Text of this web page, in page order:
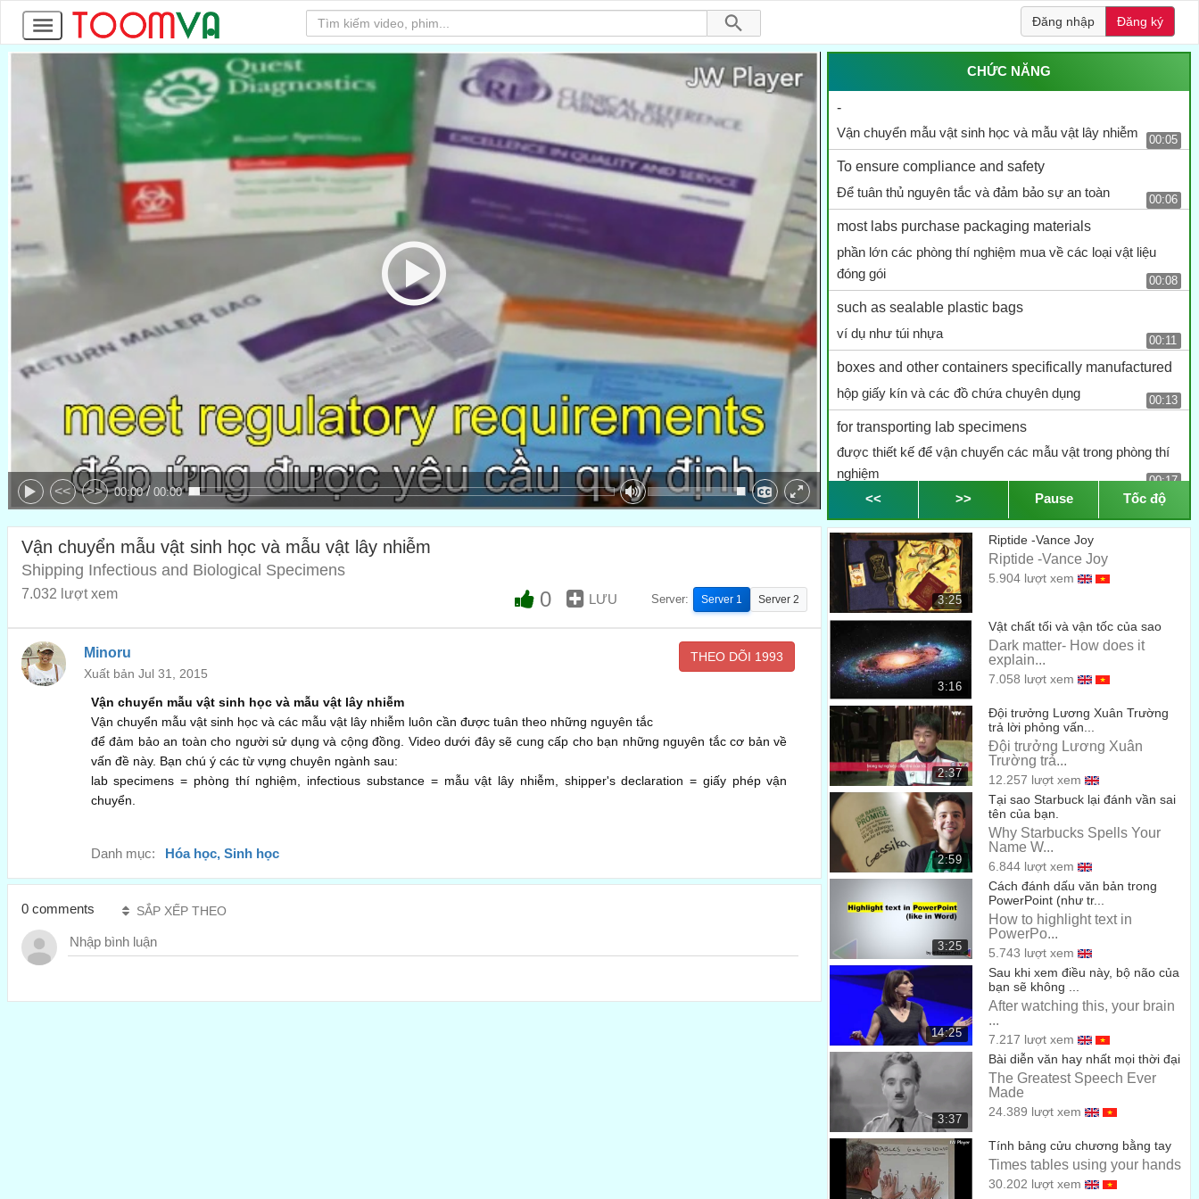
Đăng nhập Đăng ký
<< >> 00:00 / 00:00
CHỨC NĂNG
-
Vận chuyển mẫu vật sinh học và mẫu vật lây nhiễm
00:05
To ensure compliance and safety
Để tuân thủ nguyên tắc và đảm bảo sự an toàn
00:06
most labs purchase packaging materials
phần lớn các phòng thí nghiệm mua về các loại vật liệu
đóng gói
00:08
such as sealable plastic bags
ví dụ như túi nhựa
00:11
boxes and other containers specifically manufactured
hộp giấy kín và các đồ chứa chuyên dụng
00:13
for transporting lab specimens
được thiết kế để vận chuyển các mẫu vật trong phòng thí
nghiệm
00:17
Relying on the manufacturers to ensure that the
packaging materials
Việc phải mua từ các nhà sản xuất là để đảm bảo rằng tất
cả vật liệu đóng gói
meet regulatory requirements
đáp ứng được yêu cầu quy định
any infectious substance can be transported
Bất cứ mẫu vật lây nhiễm nào cũng có thể được vận
chuyển
and must be declared the dangerous goods
và phải được nêu rõ là hàng hóa nguy hiểm
Dry ice is also considered the dangerous goods
Băng khô cũng bị coi là hàng hóa nguy hiểm
formaldehyde solution of less than twenty five percent
formaldehyde hòa tan dưới 25%
is not a regulated substance
không phải là mẫu vật được quy định
This is what the shipper's declaration looks like
Đây là mẫu giấy phép vận chuyển hóa chất độc hại
it has red and white hatch bars on each side
Nó có những thanh viền màu đỏ và trắng ở hai bên
00:44
It can be hand-written or printed from a computer
Văn bản này có thể được viết tay hoặc in từ máy tính
00:47
You must have two original completed and signed
forms
<< >> Pause Tốc độ
Vận chuyển mẫu vật sinh học và mẫu vật lây nhiễm
Shipping Infectious and Biological Specimens
7.032 lượt xem 0 LƯU Server: Server 1 Server 2
Minoru
Xuất bản Jul 31, 2015
THEO DÕI 1993
Vận chuyển mẫu vật sinh học và mẫu vật lây nhiễm
Vận chuyển mẫu vật sinh học và các mẫu vật lây nhiễm luôn cần được tuân theo những nguyên tắc
để đảm bảo an toàn cho người sử dụng và cộng đồng. Video dưới đây sẽ cung cấp cho bạn những nguyên tắc cơ bản về
vấn đề này. Bạn chú ý các từ vựng chuyên ngành sau:
lab specimens = phòng thí nghiệm, infectious substance = mẫu vật lây nhiễm, shipper's declaration = giấy phép vận
chuyển.
Danh mục: Hóa học, Sinh học
3:25
Riptide -Vance Joy
Riptide -Vance Joy
5.904 lượt xem
3:16
Vật chất tối và vận tốc của sao
Dark matter- How does it
explain...
7.058 lượt xem
2:37
Đội trưởng Lương Xuân Trường
trả lời phỏng vấn...
Đội trưởng Lương Xuân
Trường trả...
12.257 lượt xem
2:59
Tại sao Starbuck lại đánh vần sai
tên của bạn.
Why Starbucks Spells Your
Name W...
6.844 lượt xem
3:25
Cách đánh dấu văn bản trong
PowerPoint (như tr...
How to highlight text in
PowerPo...
5.743 lượt xem
14:25
Sau khi xem điều này, bộ não của
bạn sẽ không ...
After watching this, your brain
...
7.217 lượt xem
3:37
Bài diễn văn hay nhất mọi thời đại
The Greatest Speech Ever
Made
24.389 lượt xem
Tính bảng cửu chương bằng tay
Times tables using your hands
30.202 lượt xem
0 comments SẮP XẾP THEO